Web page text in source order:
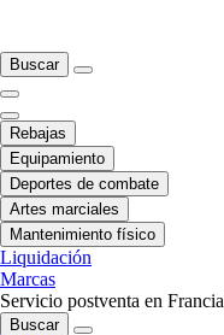
Buscar
Rebajas
Equipamiento
Deportes de combate
Artes marciales
Mantenimiento físico
Liquidación
Marcas
Servicio postventa en Francia
Buscar